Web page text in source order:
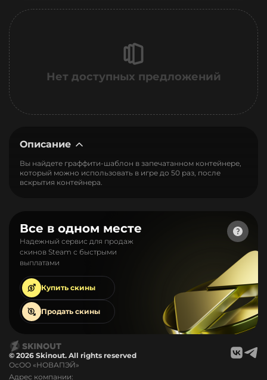
Нет доступных предложений
Описание
Вы найдете граффити-шаблон в запечатанном контейнере,
который можно использовать в игре до 50 раз, после
вскрытия контейнера.
Все в одном месте
Надежный сервис для продаж
скинов Steam с быстрыми
выплатами
Купить скины
Продать скины
© 2026 Skinout. All rights reserved
ОсОО «НОВАПЭЙ»
Адрес компании: